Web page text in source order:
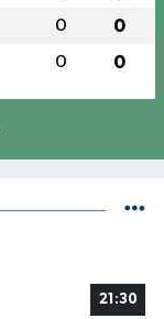
0 0
0 0
21:30